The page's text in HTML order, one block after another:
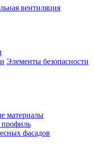
вентиляция
Элементы безопасности
материалы
фасадов